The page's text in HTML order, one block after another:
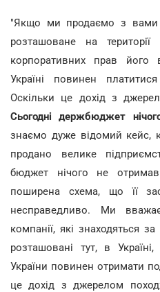
"Якщо ми продаємо з вами
розташоване на
корпоративних прав
Україні повинен платитися
Оскільки це дохід з
Сьогодні держбюджет
знаємо дуже відомий кейс,
продано велике
бюджет нічого не
поширена схема, що її
несправедливо. Ми
компанії, які знаходяться
розташовані тут, в
України повинен отримати
це дохід з джерелом